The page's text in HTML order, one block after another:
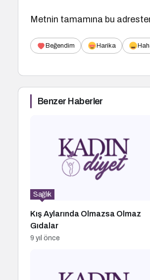
Metnin tamamına bu
Beğendim Harika
Benzer Haberler
Kış Aylarında Olmazsa Olmaz
Gıdalar
Sağlık
9 yıl önce